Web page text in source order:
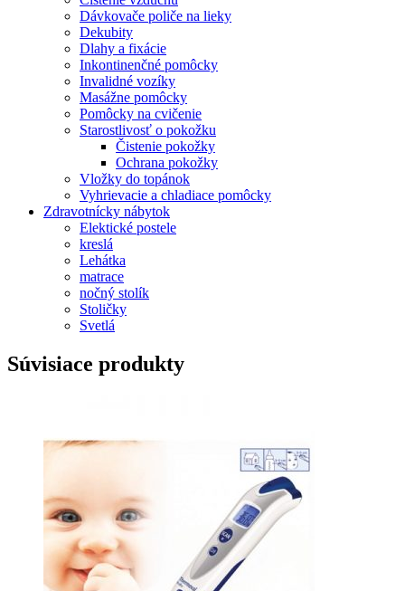
Dávkovače poliče na lieky
Dekubity
Dlahy a fixácie
Inkontinenčné pomôcky
Invalidné vozíky
Masážne pomôcky
Pomôcky na cvičenie
Starostlivosť o pokožku
Čistenie pokožky
Ochrana pokožky
Vložky do topánok
Vyhrievacie a chladiace pomôcky
Zdravotnícky nábytok
Elektické postele
kreslá
Lehátka
matrace
nočný stolík
Stoličky
Svetlá
Súvisiace produkty